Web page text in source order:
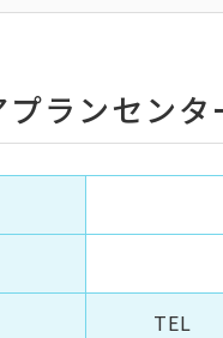
ランセンタ
TEL